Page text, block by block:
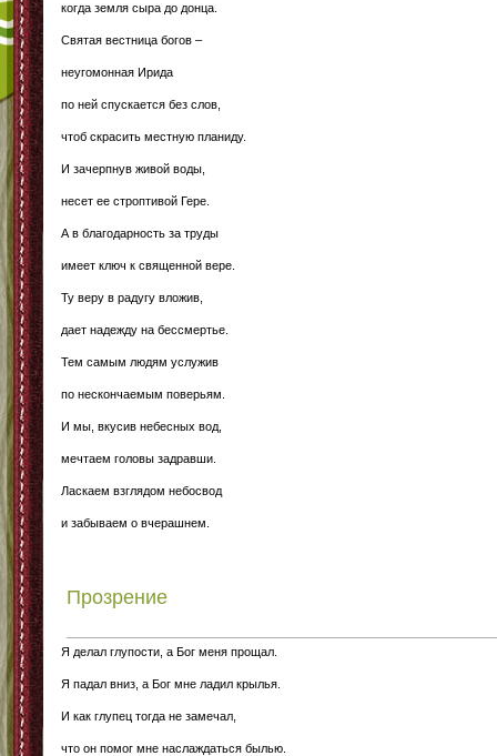
когда земля сыра до донца.
Святая вестница богов –
неугомонная Ирида
по ней спускается без слов,
чтоб скрасить местную планиду.
И зачерпнув живой воды,
несет ее строптивой Гере.
А в благодарность за труды
имеет ключ к священной вере.
Ту веру в радугу вложив,
дает надежду на бессмертье.
Тем самым людям услужив
по нескончаемым поверьям.
И мы, вкусив небесных вод,
мечтаем головы задравши.
Ласкаем взглядом небосвод
и забываем о вчерашнем.
Прозрение
Я делал глупости, а Бог меня прощал.
Я падал вниз, а Бог мне ладил крылья.
И как глупец тогда не замечал,
что он помог мне наслаждаться былью.